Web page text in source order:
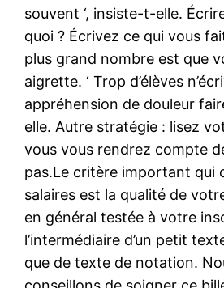
souvent ‘, insiste-t-elle.
quoi ? Écrivez ce qui vous
plus grand nombre est que
aigrette. ‘ Trop d’élèves
appréhension de douleur
elle. Autre stratégie : lisez
vous vous rendrez compte
pas.Le critère important qui
salaires est la qualité de
en général testée à votre
l’intermédiaire d’un petit
que de texte de notation.